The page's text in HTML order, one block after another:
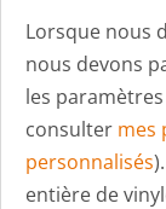
Lorsque nous
nous devons
les
consulter mes
personnalisés
entière de